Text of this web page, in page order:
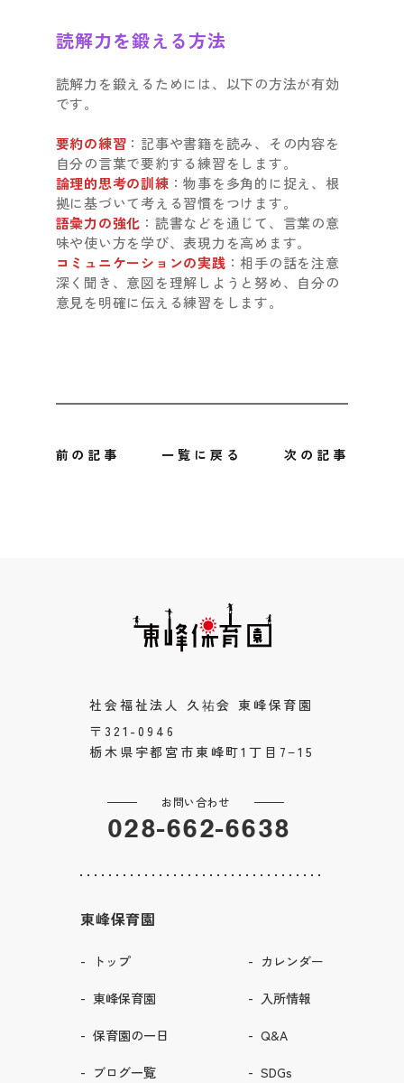
読解力を鍛える方法
読解力を鍛えるためには、以下の方法が有効
です。
要約の練習 ：記事や書籍を読み、その内容を
自分の言葉で要約する練習をします。
論理的思考の訓練 ：物事を多角的に捉え、根
拠に基づいて考える習慣をつけます。
語彙力の強化 ：読書などを通じて、言葉の意
味や使い方を学び、表現力を高めます。
コミュニケーションの実践 ：相手の話を注意
深く聞き、意図を理解しようと努め、自分の
意見を明確に伝える練習をします。
前の記事 次の記事
一覧に戻る
社会福祉法人 久祐会 東峰保育園
〒321-0946
栃木県宇都宮市東峰町1丁目7−15
お問い合わせ
028-662-6638
東峰保育園
トップ
東峰保育園
保育園の一日
ブログ一覧
カレンダー
入所情報
Q&A
SDGs